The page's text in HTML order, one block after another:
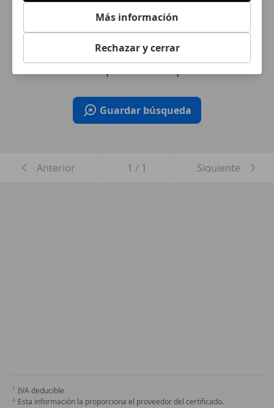
¿Desea ser informado
automáticamente sobre vehículos
nuevos para su búsqueda?
Guardar búsqueda
Anterior 1 / 1 Siguiente
IVA deducible
Esta información la proporciona el proveedor del certificado.
Más información
Rechazar y cerrar